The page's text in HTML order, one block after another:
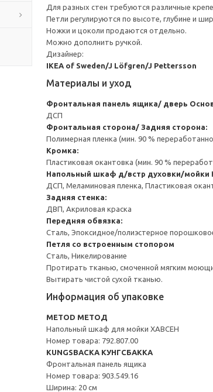
Для разных стен требуются различные
Петли регулируются по высоте, глубине и
Ножки и цоколи продаются отдельно.
Можно дополнить ручкой.
Дизайнер:
IKEA of Sweden/J Löfgren/J Pettersson
Материалы и уход
Фронтальная панель ящика/ дверь
ДСП
Фронтальная сторона/ Задняя сторона:
Полимерная пленка (мин. 90 %
Кромка:
Пластиковая окантовка (мин. 90 %
Напольный шкаф д/встр духовки/мойки
ДСП, Меламиновая пленка, Пластиковая
Задняя стенка:
ДВП, Акриловая краска
Передняя обвязка:
Сталь, Эпоксидное/полиэстерное
Петля со встроенным стопором
Сталь, Никелирование
Протирать тканью, смоченной мягким
Вытирать чистой сухой тканью.
Информация об упаковке
METOD МЕТОД
Напольный шкаф для мойки ХАВСЕН
Номер товара: 792.807.00
KUNGSBACKA КУНГСБАККА
Фронтальная панель ящика
Номер товара: 903.549.16
Ширина: 20 см